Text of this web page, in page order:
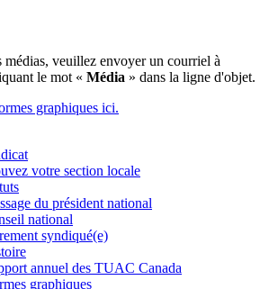
médias, veuillez envoyer un courriel à
le mot « Média » dans la ligne d'objet.
graphiques ici.
votre section locale
du président national
national
syndiqué(e)
annuel des TUAC Canada
graphiques